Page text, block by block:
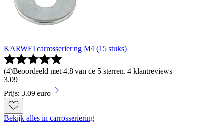
KARWEI carrosseriering M4 (15 stuks)
(4)Beoordeeld met 4.8 van de 5 sterren, 4 klantreviews
3.09
Prijs: 3.09 euro
Bekijk alles in carrosseriering